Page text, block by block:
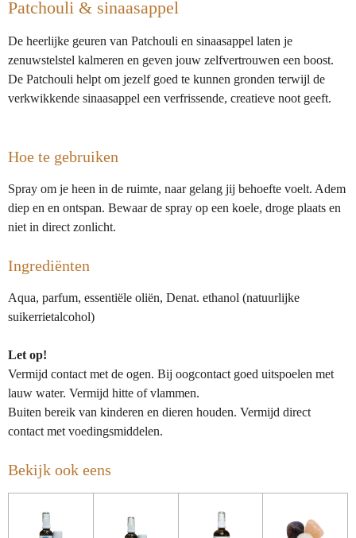
Patchouli & sinaasappel
De heerlijke geuren van Patchouli en sinaasappel laten je
zenuwstelstel kalmeren en geven jouw zelfvertrouwen een boost.
De Patchouli helpt om jezelf goed te kunnen gronden terwijl de
verkwikkende sinaasappel een verfrissende, creatieve noot geeft.
Hoe te gebruiken
Spray om je heen in de ruimte, naar gelang jij behoefte voelt. Adem
diep en en ontspan. Bewaar de spray op een koele, droge plaats en
niet in direct zonlicht.
Ingrediënten
Aqua, parfum, essentiële oliën, Denat. ethanol (natuurlijke
suikerrietalcohol)
Let op!
Vermijd contact met de ogen. Bij oogcontact goed uitspoelen met
lauw water. Vermijd hitte of vlammen.
Buiten bereik van kinderen en dieren houden. Vermijd direct
contact met voedingsmiddelen.
Bekijk ook eens